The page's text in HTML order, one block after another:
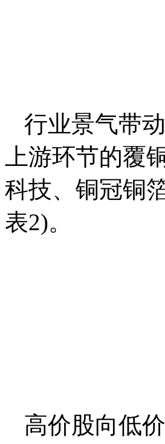
行业景气带
上游环节的覆
科技、铜冠铜
表2)。
高价股向低